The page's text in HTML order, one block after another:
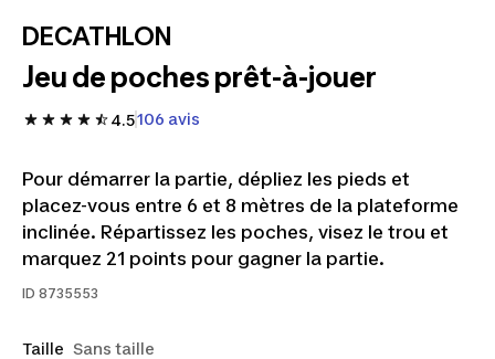
DECATHLON
Jeu de poches prêt-à-jouer
4.5106 avis
Pour démarrer la partie, dépliez les pieds et
placez-vous entre 6 et 8 mètres de la plateforme
inclinée. Répartissez les poches, visez le trou et
marquez 21 points pour gagner la partie.
ID 8735553
Taille Sans taille